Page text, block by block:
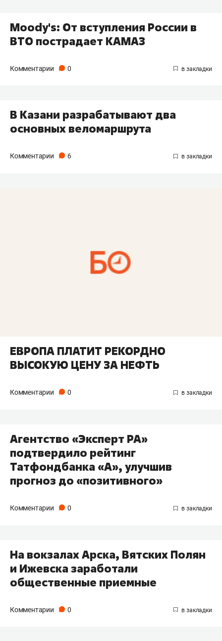
Moody's: От вступления России в
ВТО пострадает КАМАЗ
Комментарии 0
В Казани разрабатывают два
основных веломаршрута
Комментарии 6
ЕВРОПА ПЛАТИТ РЕКОРДНО
ВЫСОКУЮ ЦЕНУ ЗА НЕФТЬ
Комментарии 0
Агентство «Эксперт РА»
подтвердило рейтинг
Татфондбанка «А», улучшив
прогноз до «позитивного»
Комментарии 0
На вокзалах Арска, Вятских Полян
и Ижевска заработали
общественные приемные
Комментарии 0